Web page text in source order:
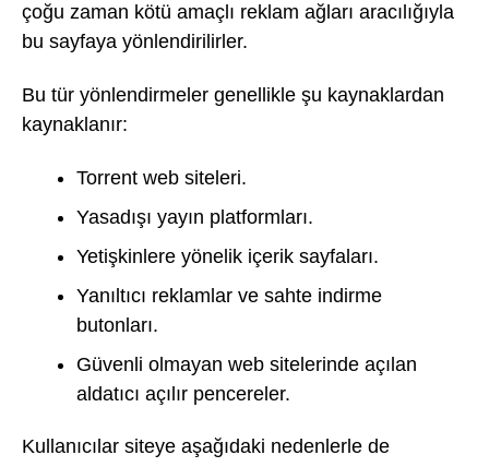
çoğu zaman kötü amaçlı reklam ağları aracılığıyla
bu sayfaya yönlendirilirler.
Bu tür yönlendirmeler genellikle şu kaynaklardan
kaynaklanır:
Torrent web siteleri.
Yasadışı yayın platformları.
Yetişkinlere yönelik içerik sayfaları.
Yanıltıcı reklamlar ve sahte indirme
butonları.
Güvenli olmayan web sitelerinde açılan
aldatıcı açılır pencereler.
Kullanıcılar siteye aşağıdaki nedenlerle de